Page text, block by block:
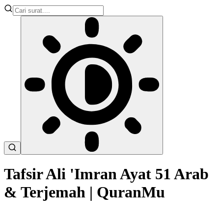
Tafsir Ali 'Imran Ayat 51 Arab
& Terjemah | QuranMu